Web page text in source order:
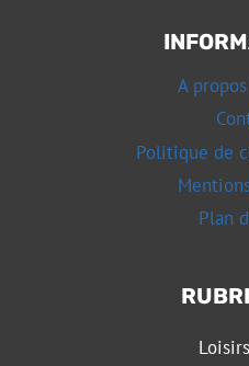
A
Politique de
Plan
Loisirs